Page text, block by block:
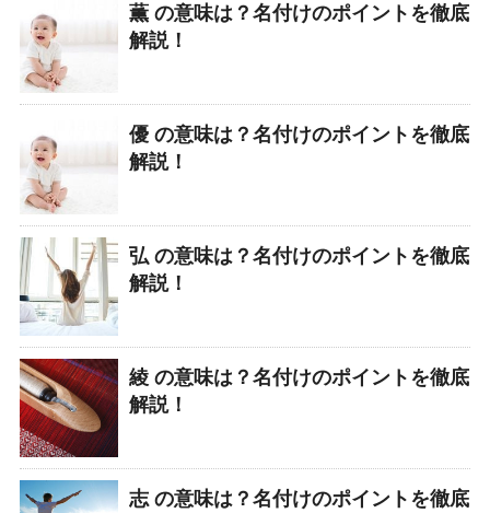
薫 の意味は？名付けのポイントを徹底
解説！
優 の意味は？名付けのポイントを徹底
解説！
弘 の意味は？名付けのポイントを徹底
解説！
綾 の意味は？名付けのポイントを徹底
解説！
志 の意味は？名付けのポイントを徹底